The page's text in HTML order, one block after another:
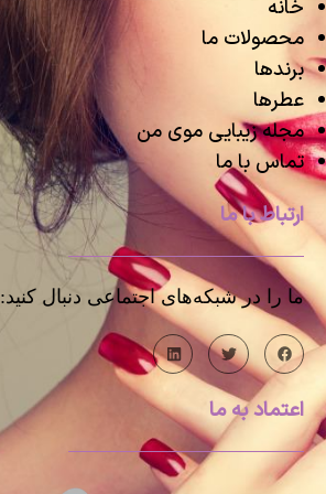
خانه
محصولات ما
برندها
عطرها
مجله زیبایی موی من
تماس با ما
ارتباط با ما
ما را در شبکه‌های اجتماعی دنبال کنید:
اعتماد به ما